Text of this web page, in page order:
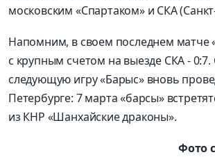
московским «Спартаком» и СКА
Напомним, в своем последнем матче
с крупным счетом на выезде СКА -
следующую игру «Барыс» вновь
Петербурге: 7 марта «барсы»
из КНР «Шанхайские драконы».
Фото